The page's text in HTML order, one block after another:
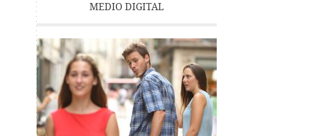
MEDIO DIGITAL